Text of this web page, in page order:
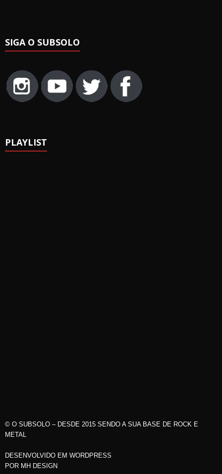
SIGA O SUBSOLO
PLAYLIST
© O SUBSOLO – DESDE 2015 SENDO A SUA BASE DE ROCK E
METAL
DESENVOLVIDO EM WORDPRESS
POR MH DESIGN